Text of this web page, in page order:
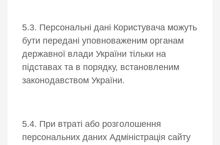
5.3. Персональні дані Користувача можуть
бути передані уповноваженим органам
державної влади України тільки на
підставах та в порядку, встановленим
законодавством України.
5.4. При втраті або розголошення
персональних даних Адміністрація сайту